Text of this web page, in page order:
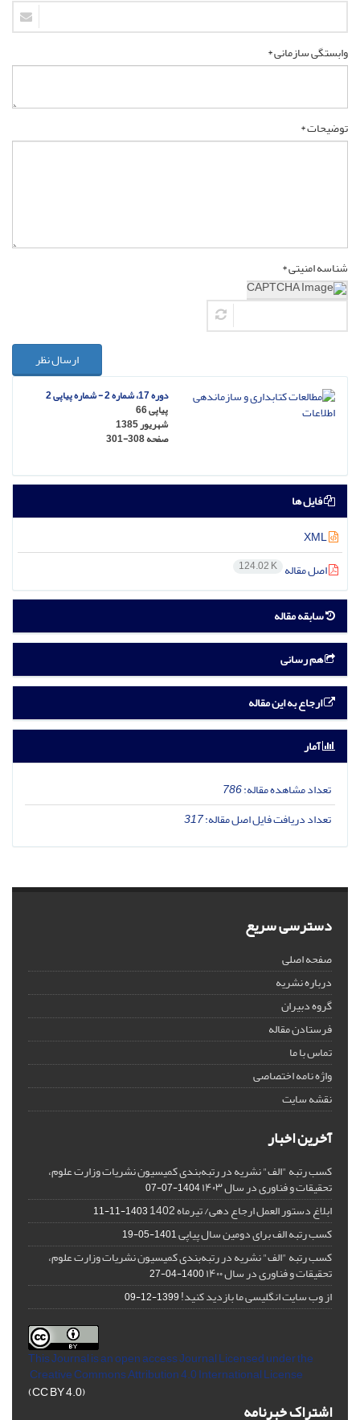
وابستگی سازمانی *
توضیحات *
شناسه امنیتی *
ارسال نظر
دوره 17، شماره 2 - شماره پیاپی 2
پیاپی 66
شهریور 1385
صفحه301-308
فایل ها
اصل مقاله 124.02 K
سابقه مقاله
هم رسانی
ارجاع به این مقاله
آمار
تعداد مشاهده مقاله:786
تعداد دریافت فایل اصل مقاله:317
دسترسی سریع
صفحه اصلی
درباره نشریه
گروه دبیران
فرستادن مقاله
تماس با ما
واژه نامه اختصاصی
نقشه سایت
آخرین اخبار
کسب رتبه "الف" نشریه در رتبه‌بندی کمیسیون نشریات وزارت علوم،
تحقیقات و فناوری در سال ۱۴۰۳ 1404-07-07
ابلاغ دستور العمل ارجاع دهی/ تیرماه 1402 1403-11-11
کسب رتبه الف برای دومین سال پیاپی1401-05-19
کسب رتبه "الف" نشریه در رتبه‌بندی کمیسیون نشریات وزارت علوم،
تحقیقات و فناوری در سال ۱۴۰۰ 1400-04-27
از وب سایت انگلیسی ما بازدید کنید!1399-12-09
This Journal is an open access Journal Licensedunder the
Creative Commons Attribution 4.0 International License
(CC BY 4.0)
اشتراک خبرنامه